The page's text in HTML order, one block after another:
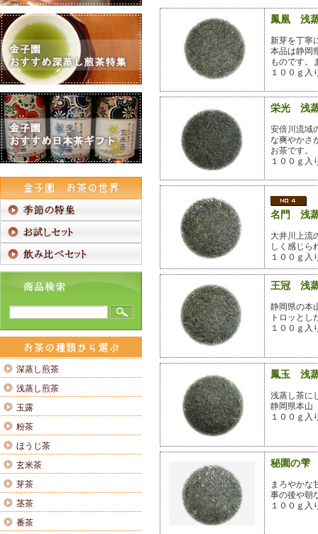
深蒸し煎茶
浅蒸し煎茶
玉露
粉茶
ほうじ茶
玄米茶
芽茶
茎茶
番茶
鳳凰 浅
新芽を丁寧
本品は静岡
ものです。
１００ｇ入
栄光 浅
安倍川流域
な爽やかさ
お茶です。
１００ｇ入
名門 浅
大井川上流
しく感じら
１００ｇ入
王冠 浅
静岡県の本
トロッとし
１００ｇ入
鳳玉 浅
浅蒸し茶に
静岡県本山
１００ｇ入
秘園の雫
まろやかな
事の後や朝
１００ｇ入